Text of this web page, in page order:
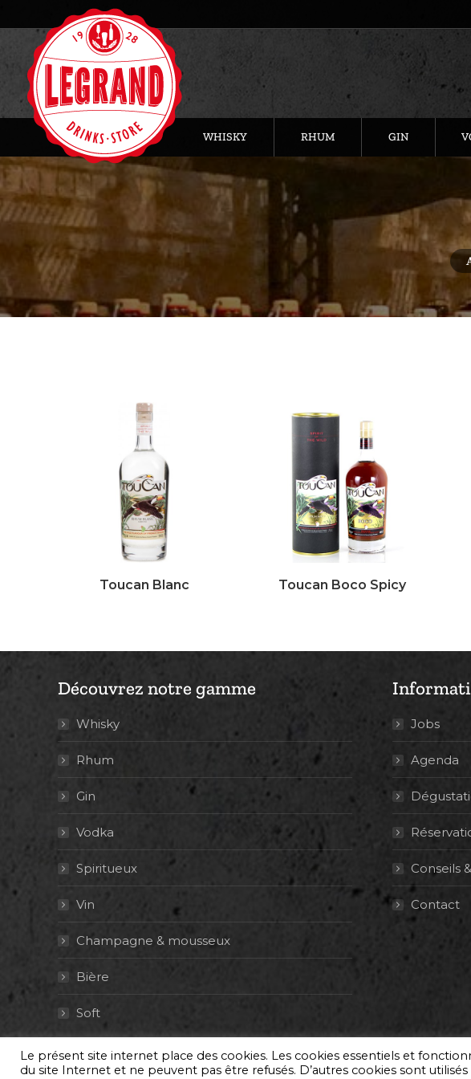
WHISKY RHUM GIN
Toucan Blanc Toucan Boco Spicy
Découvrez notre gamme
Whisky
Rhum
Gin
Vodka
Spiritueux
Vin
Champagne & mousseux
Bière
Soft
Jobs
Agenda
Conseils
Contact
© By Poush
Le présent site internet place des cookies. Les cookies essentiels et
du site Internet et ne peuvent pas être refusés. D’autres cookies sont utilisés